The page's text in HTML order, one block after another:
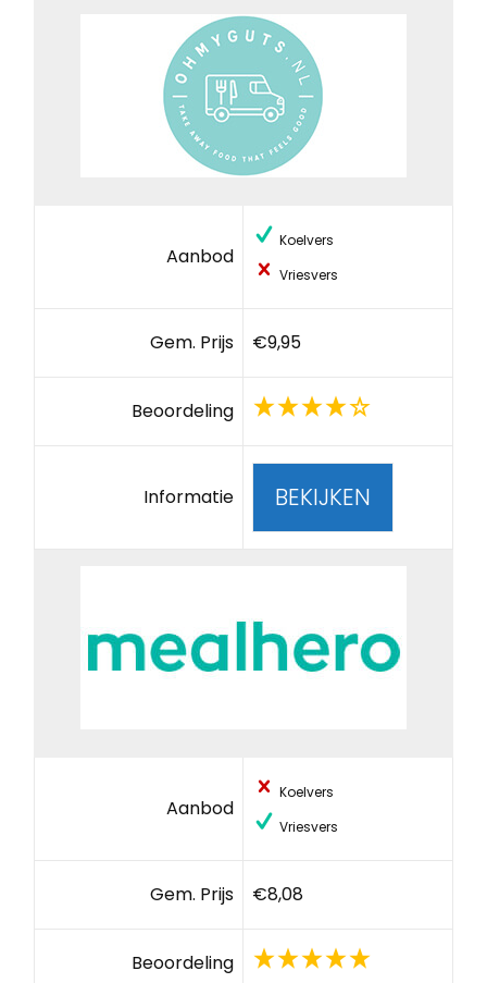
Aanbod
Koelvers
Vriesvers
Gem. Prijs €9,95
Beoordeling
Informatie BEKIJKEN
Aanbod
Koelvers
Vriesvers
Gem. Prijs €8,08
Beoordeling